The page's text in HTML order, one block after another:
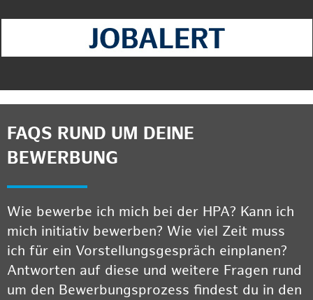
FAQS RUND UM DEINE
BEWERBUNG
Wie bewerbe ich mich bei der HPA? Kann ich
mich initiativ bewerben? Wie viel Zeit muss
ich für ein Vorstellungsgespräch einplanen?
Antworten auf diese und weitere Fragen rund
um den Bewerbungsprozess findest du in den